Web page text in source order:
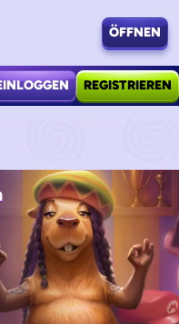
ÖFFNEN
REGISTRIEREN